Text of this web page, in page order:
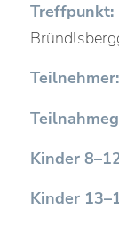
Treffpunkt:
Teilnehmer:
Kinder
Kinder